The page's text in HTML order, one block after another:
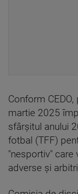
Conform
martie 2025
sfârşitul anului
fotbal (TFF)
"nesportiv" care
adverse şi